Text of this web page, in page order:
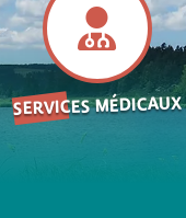
SERVICES MÉDICAUX